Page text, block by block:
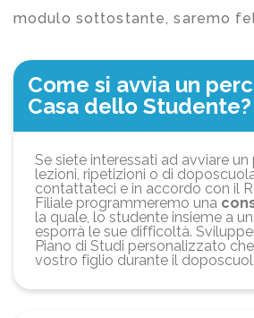
modulo sottostante, saremo
Come si avvia un
Casa dello Studente?
Se siete interessati ad avviare un
lezioni, ripetizioni o di
contattateci e in accordo con il
Filiale programmeremo una
la quale, lo studente insieme a
esporrà le sue difficoltà.
Piano di Studi personalizzato
vostro figlio durante il